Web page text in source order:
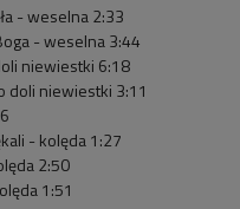
- weselna 2:33
- weselna 3:44
niewiestki 6:18
doli niewiestki 3:11
- kolęda 1:27
2:50
1:51